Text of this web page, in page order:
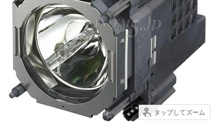
タップしてズーム